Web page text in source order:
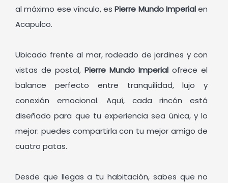
al máximo ese vínculo, esPierre Mundo Imperialen
Acapulco.
Ubicado frente al mar, rodeado de jardines y con
vistas de postal,Pierre Mundo Imperial ofrece el
balance perfecto entre tranquilidad, lujo y
conexión emocional. Aquí, cada rincón está
diseñado para que tu experiencia sea única, y lo
mejor: puedes compartirla con tu mejor amigo de
cuatro patas.
Desde que llegas a tu habitación, sabes que no